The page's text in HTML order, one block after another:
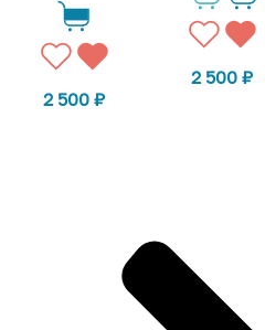
2 500₽
2 500₽